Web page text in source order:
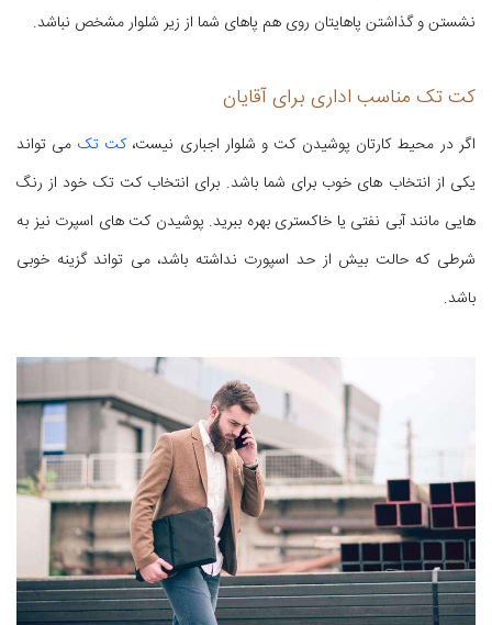
نشستن و گذاشتن پاهایتان روی هم پاهای شما از زیر شلوار مشخص نباشد.
کت تک مناسب اداری برای آقایان
اگر در محیط کارتان پوشیدن کت و شلوار اجباری نیست،کت تک می تواند
یکی از انتخاب های خوب برای شما باشد. برای انتخاب کت تک خود از رنگ
هایی مانند آبی نفتی یا خاکستری بهره ببرید. پوشیدن کت های اسپرت نیز به
شرطی که حالت بیش از حد اسپورت نداشته باشد، می تواند گزینه خوبی
باشد.